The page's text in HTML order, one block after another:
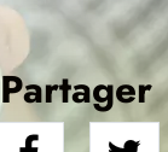
Partager